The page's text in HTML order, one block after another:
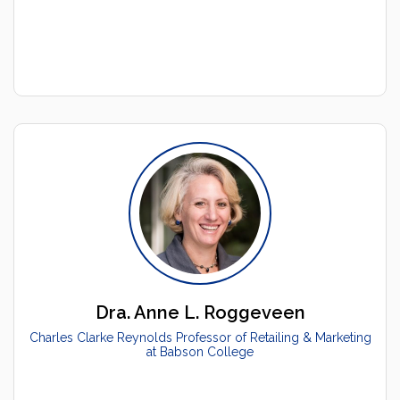
Dra. Anne L. Roggeveen
Charles Clarke Reynolds Professor of Retailing & Marketing
at Babson College